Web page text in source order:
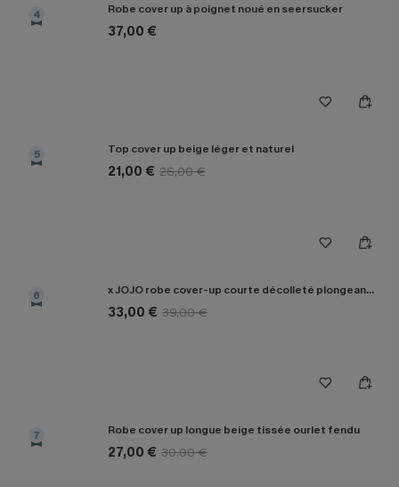
4 Robe cover up à poignet noué en seersucker
37,00 €
5 Top cover up beige léger et naturel
21,00 € 26,00 €
6 x JOJO robe cover-up courte décolleté plongeant manches longues
33,00 € 39,00 €
7 Robe cover up longue beige tissée ourlet fendu
27,00 € 30,00 €